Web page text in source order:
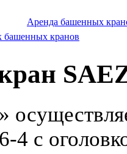
Аренда башенных
башенных кранов
4 с